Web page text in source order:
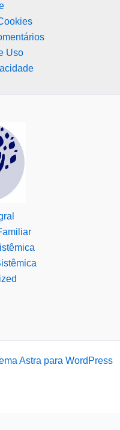
Uso
Astra para WordPress